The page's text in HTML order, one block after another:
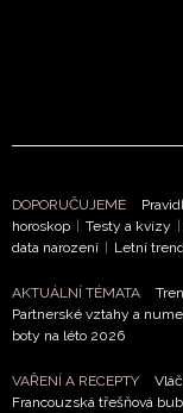
DOPORUČUJEME
horoskop | Testy a kvízy |
data narození | Letní
AKTUÁLNÍ TÉMATA
Partnerské vztahy a
boty na léto 2026
VAŘENÍ A RECEPTY
Francouzská třešňová